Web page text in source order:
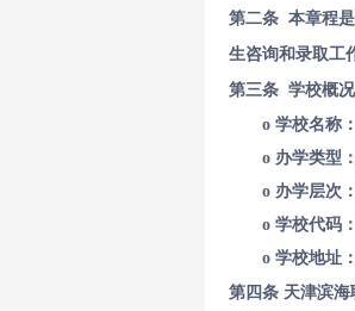
第二条 本章程
生咨询和录取工
第三条 学校概况
o 学校名称
o 办学类型
o 办学层次
o 学校代码
o 学校地址
第四条 天津滨